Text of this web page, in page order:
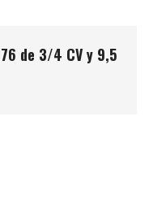
de 3/4 CV y 9,5